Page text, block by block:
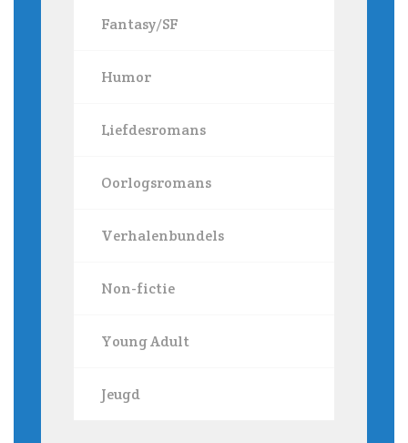
Fantasy/SF
Humor
Liefdesromans
Oorlogsromans
Verhalenbundels
Non-fictie
Young Adult
Jeugd